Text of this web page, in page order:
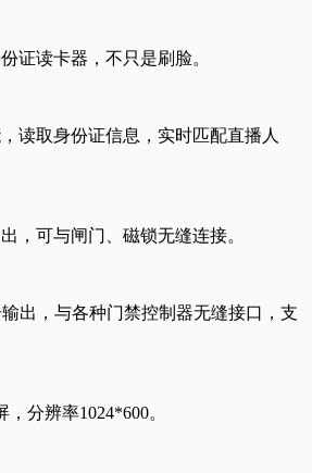
证读卡器，不只是刷脸。
读取身份证信息，实时匹配直播人
，可与闸门、磁锁无缝连接。
出，与各种门禁控制器无缝接口，支
分辨率1024*600。